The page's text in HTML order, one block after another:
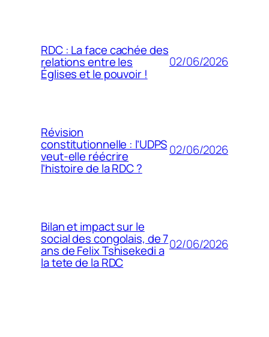
RDC : La face cachée des
relations entre les
Églises et le pouvoir !
02/06/2026
Révision
constitutionnelle : l’UDPS
veut-elle réécrire
l’histoire de la RDC ?
02/06/2026
Bilan et impact sur le
social des congolais, de 7
ans de Felix Tshisekedi a
la tete de la RDC
02/06/2026